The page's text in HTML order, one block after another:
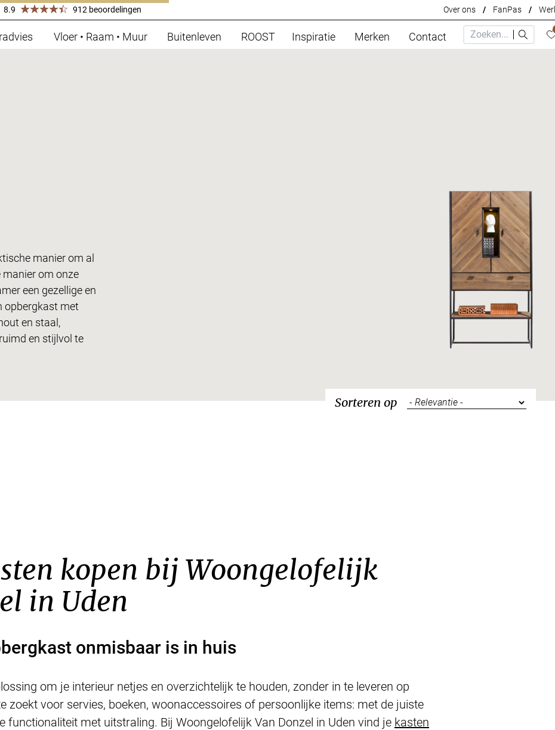
8.9 912 beoordelingen Over ons / FanPas /
Vloer • Raam • Muur Buitenleven ROOST Inspiratie Merken Contact
manier om al
manier om onze
een gezellige en
opbergkast met
en staal,
en stijlvol te
Sorteren op
kopen bij Woongelofelijk
in Uden
onmisbaar is in huis
om je interieur netjes en overzichtelijk te houden, zonder in te leveren op
zoekt voor servies, boeken, woonaccessoires of persoonlijke items: met de juiste
functionaliteit met uitstraling. Bij Woongelofelijk Van Donzel in Uden vind je kasten